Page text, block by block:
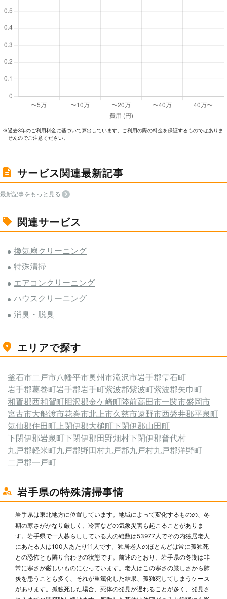
※過去3年のご利⽤料⾦に基づいて算出しています。ご利⽤の際の料⾦を保証するものではありま
せんのでご注意ください。
サービス関連最新記事
最新記事をもっと見る
関連サービス
換気扇クリーニング
特殊清掃
エアコンクリーニング
ハウスクリーニング
消臭・脱臭
エリアで探す
釜石市二戸市八幡平市奥州市滝沢市岩手郡雫石町
岩手郡葛巻町岩手郡岩手町紫波郡紫波町紫波郡矢巾町
和賀郡西和賀町胆沢郡金ケ崎町陸前高田市一関市盛岡市
宮古市大船渡市花巻市北上市久慈市遠野市西磐井郡平泉町
気仙郡住田町上閉伊郡大槌町下閉伊郡山田町
下閉伊郡岩泉町下閉伊郡田野畑村下閉伊郡普代村
九戸郡軽米町九戸郡野田村九戸郡九戸村九戸郡洋野町
二戸郡一戸町
岩手県の特殊清掃事情
岩手県は東北地方に位置しています。地域によって変化するものの、冬
期の寒さがかなり厳しく、冷害などの気象災害も起こることがありま
す。岩手県で一人暮らししている人の総数は53977人でその内独居老人
にあたる人は100人あたり11人です。独居老人のほとんどは常に孤独死
との恐怖とも隣り合わせの状態です。前述のとおり、岩手県の冬期は非
常に寒さが厳しいものになっています。老人はこの寒さの厳しさから肺
炎を患うことも多く、それが重篤化した結果、孤独死してしまうケース
があります。孤独死した場合、死体の発見が遅れることが多く、発見さ